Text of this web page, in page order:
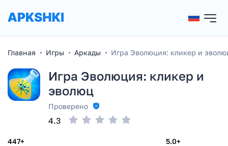
Главная Игры Аркады Игра Эволюция: кликер и
Игра Эволюция: кликер и
эволюц
Проверено
447+
5.0+
4.3